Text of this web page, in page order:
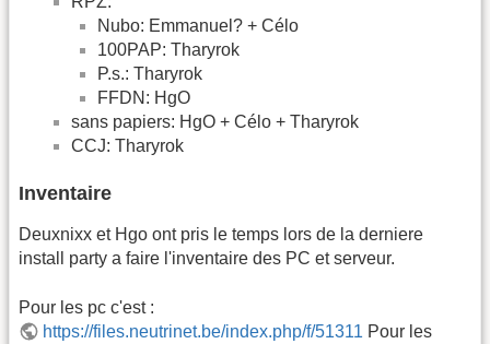
Nubo: Emmanuel? + Célo
100PAP: Tharyrok
P.s.: Tharyrok
FFDN: HgO
sans papiers: HgO + Célo + Tharyrok
CCJ: Tharyrok
Inventaire
Deuxnixx et Hgo ont pris le temps lors de la derniere
install party a faire l'inventaire des PC et serveur.
Pour les pc c'est :
https://files.neutrinet.be/index.php/f/51311 Pour les